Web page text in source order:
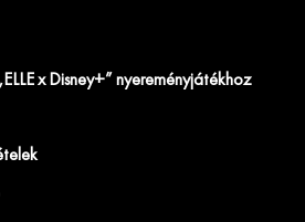
x Disney+” nyereményjátékhoz